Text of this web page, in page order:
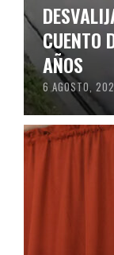
CUENTO
AÑOS
6 AGOSTO,